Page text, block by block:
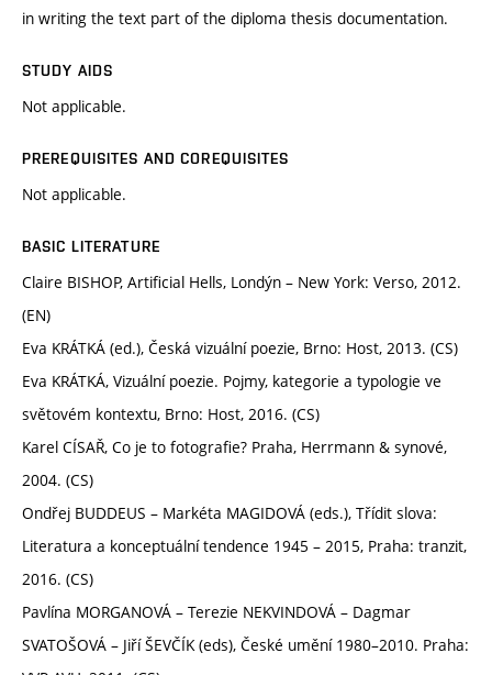
in writing the text part of the diploma thesis documentation.
STUDY AIDS
Not applicable.
PREREQUISITES AND COREQUISITES
Not applicable.
BASIC LITERATURE
Claire BISHOP, Artificial Hells, Londýn – New York: Verso, 2012.
(EN)
Eva KRÁTKÁ (ed.), Česká vizuální poezie, Brno: Host, 2013. (CS)
Eva KRÁTKÁ, Vizuální poezie. Pojmy, kategorie a typologie ve
světovém kontextu, Brno: Host, 2016. (CS)
Karel CÍSAŘ, Co je to fotografie? Praha, Herrmann & synové,
2004. (CS)
Ondřej BUDDEUS – Markéta MAGIDOVÁ (eds.), Třídit slova:
Literatura a konceptuální tendence 1945 – 2015, Praha: tranzit,
2016. (CS)
Pavlína MORGANOVÁ – Terezie NEKVINDOVÁ – Dagmar
SVATOŠOVÁ – Jiří ŠEVČÍK (eds), České umění 1980–2010. Praha: